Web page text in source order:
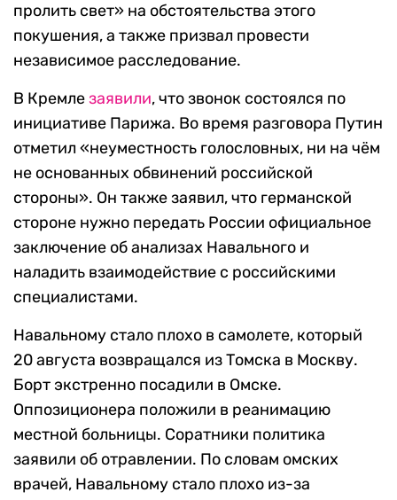
пролить свет» на обстоятельства этого
покушения, а также призвал провести
независимое расследование.
В Кремлезаявили, что звонок состоялся по
инициативе Парижа. Во время разговора Путин
отметил «неуместность голословных, ни на чём
не основанных обвинений российской
стороны». Он также заявил, что германской
стороне нужно передать России официальное
заключение об анализах Навального и
наладить взаимодействие с российскими
специалистами.
Навальному стало плохо в самолете, который
20 августа возвращался из Томска в Москву.
Борт экстренно посадили в Омске.
Оппозиционера положили в реанимацию
местной больницы. Соратники политика
заявили об отравлении. По словам омских
врачей, Навальному стало плохо из-за